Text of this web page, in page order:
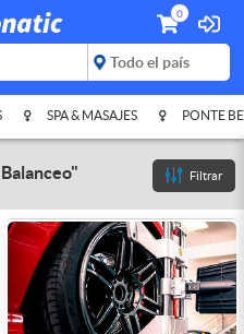
0
SPA & MASAJES PONTE
Filtrar
"